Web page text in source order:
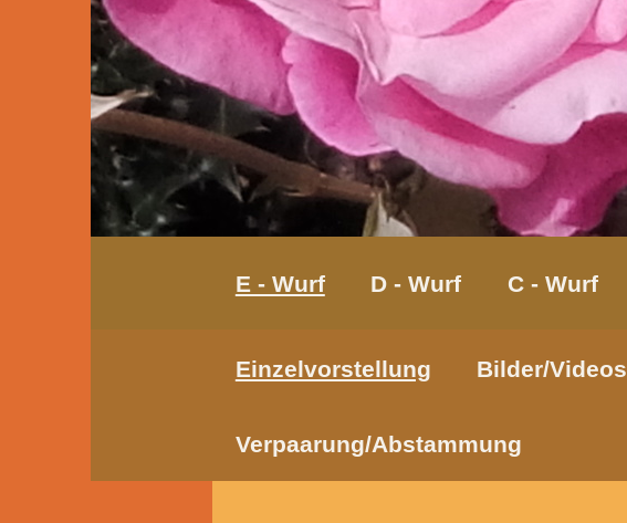
E - Wurf D - Wurf C - Wurf
Einzelvorstellung Bilder/Videos
Verpaarung/Abstammung